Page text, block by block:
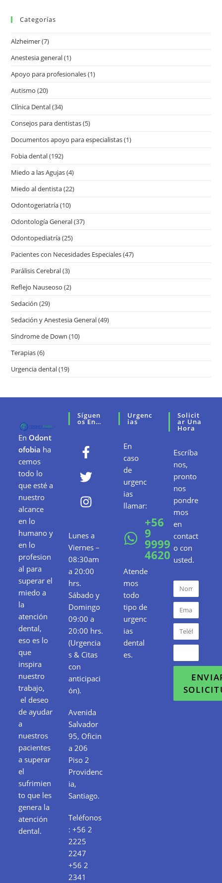
Categorías
Alzheimer(7)
Anestesia general(1)
Apoyo para profesionales(1)
Autismo (20)
Clínica Dental(34)
Consejos para dentistas(5)
Documentos apoyo para especialistas(1)
Fobia dental(192)
Miedo a las Agujas(4)
Miedo al dentista(22)
Odontogeriatría(10)
Odontología General(37)
Odontopediatría(25)
Pacientes con Necesidades Especiales(47)
Parálisis Cerebral(3)
Reflejo Nauseoso (2)
Sedación (29)
Sedación y Anestesia General(49)
Síndrome de Down (10)
Terapias(6)
Urgencia dental(19)
En Odont
ofobia ha
cemos
todo lo
que esté a
nuestro
alcance
en lo
humano y
en lo
profesion
al para
superar el
miedo a
la
atención
dental,
eso es lo
que
inspira
nuestro
trabajo,
el deseo
de ayudar
a
nuestros
pacientes
a superar
el
sufrimien
to que les
genera la
atención
dental.
Síguen
Os En…
Lunes a
Viernes –
08:30am
a 20:00
hrs.
Sábado y
Domingo
09:00 a
20:00 hrs.
(Urgencia
s & Citas
con
anticipaci
ón).
Avenida
Salvador
95, Oficin
a 206
Piso 2
Providenc
ia,
Santiago.
Teléfonos
:+56 2
2225
2247
+56 2
2341
Urgenc
Ias
En
caso
de
urgenc
ias
llamar:
+56
9
9999
4620
Atende
mos
todo
tipo de
urgenc
ias
dental
es.
Solicit
Ar Una
Hora
Escríba
nos,
pronto
nos
pondre
mos
en
contact
o con
usted.